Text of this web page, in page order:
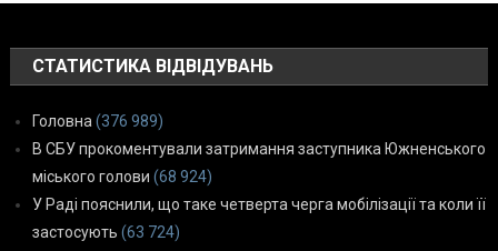
СТАТИСТИКА ВІДВІДУВАНЬ
Головна (376 989)
В СБУ прокоментували затримання заступника Южненського
міського голови (68 924)
У Раді пояснили, що таке четверта черга мобілізації та коли її
застосують (63 724)